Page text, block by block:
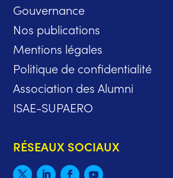
Gouvernance
Nos publications
Mentions légales
Politique de confidentialité
Association des Alumni
ISAE-SUPAERO
RÉSEAUX SOCIAUX